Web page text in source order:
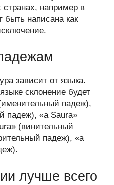
например в
написана как
зависит от языка.
склонение будет
падеж),
падеж), «a Saura»
(винительный
падеж), «a
лучше всего